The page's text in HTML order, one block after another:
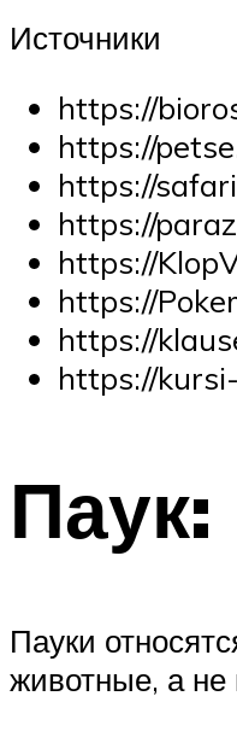
Источники
https://
https://
https://
https://
https://
https://
https://
https://
Пауки
животные, а не